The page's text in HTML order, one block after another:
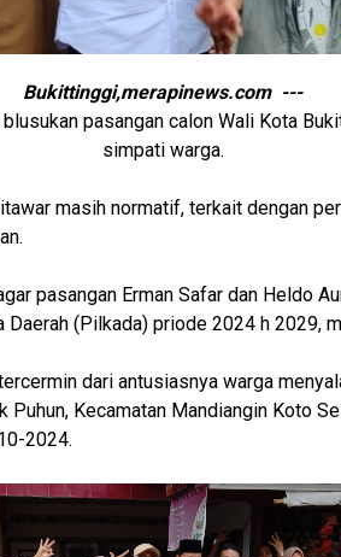
Bukittinggi,merapinews.com ---
pasangan calon Wali Kota
simpati warga.
masih normatif, terkait dengan
pasangan Erman Safar dan Heldo
Daerah (Pilkada) priode 2024 h 2029,
dari antusiasnya warga
Puhun, Kecamatan Mandiangin Koto
2024.